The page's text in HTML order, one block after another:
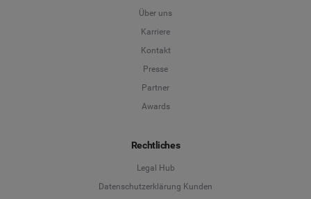
Über uns
Karriere
Kontakt
Presse
Partner
Awards
Rechtliches
Legal Hub
Datenschutzerklärung Kunden